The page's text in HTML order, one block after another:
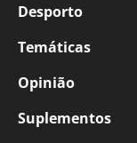
Desporto
Temáticas
Opinião
Suplementos